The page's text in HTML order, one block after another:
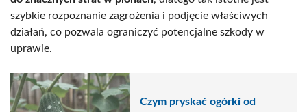
szybkie rozpoznanie zagrożenia i podjęcie właściwych
działań, co pozwala ograniczyć potencjalne szkody w
uprawie.
Czym pryskać ogórki od